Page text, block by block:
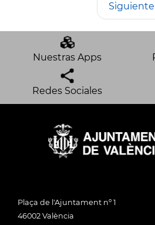
Siguiente
Nuestras Apps
Redes Sociales
Plaça de l'Ajuntament nº 1
46002 València